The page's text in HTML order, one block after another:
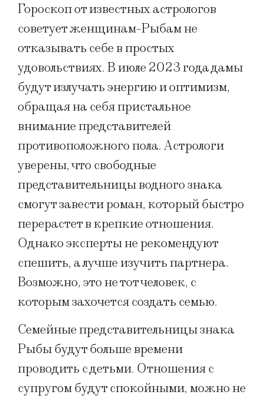
Гороскоп от известных астрологов
советует женщинам-Рыбам не
отказывать себе в простых
удовольствиях. В июле 2023 года дамы
будут излучать энергию и оптимизм,
обращая на себя пристальное
внимание представителей
противоположного пола. Астрологи
уверены, что свободные
представительницы водного знака
смогут завести роман, который быстро
перерастет в крепкие отношения.
Однако эксперты не рекомендуют
спешить, а лучше изучить партнера.
Возможно, это не тот человек, с
которым захочется создать семью.
Семейные представительницы знака
Рыбы будут больше времени
проводить с детьми. Отношения с
супругом будут спокойными, можно не